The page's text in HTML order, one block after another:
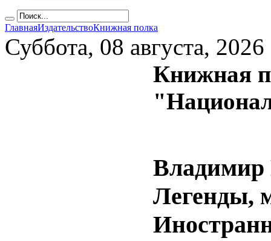
ГлавнаяИздательствоКнижная полка
Суббота, 08 августа, 2026
Книжная
Легенды,